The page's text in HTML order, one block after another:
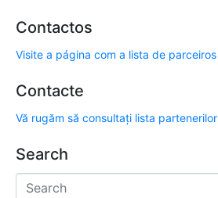
Contactos
Visite a página com a lista de parceiros
Contacte
Vă rugăm să consultați lista partenerilor
Search